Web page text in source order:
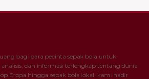
bagi para pecinta sepak bola untuk
dan informasi terlengkap tentang dunia
Eropa hingga sepak bola lokal, kami hadir